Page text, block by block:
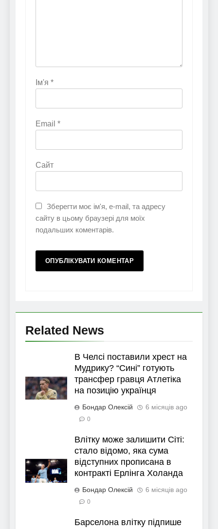
Ім'я *
Email *
Сайт
Зберегти моє ім'я, e-mail, та адресу
сайту в цьому браузері для моїх
подальших коментарів.
Related News
В Челсі поставили хрест на
Мудрику? “Сині” готують
трансфер гравця Атлетіка
на позицію українця
Бондар Олексій 6 місяців ago
0
Влітку може залишити Сіті:
стало відомо, яка сума
відступних прописана в
контракті Ерлінга Холанда
Бондар Олексій 6 місяців ago
0
Барселона влітку підпише